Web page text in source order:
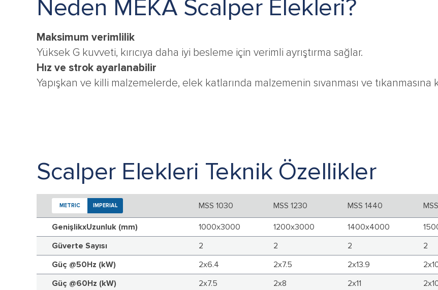
Neden MEKA Scalper Elekleri?
Maksimum verimlilik
Yüksek G kuvveti, kırıcıya daha iyi besleme için verimli ayrıştırma sağlar.
Hız ve strok ayarlanabilir
Yapışkan ve killi malzemelerde, elek katlarında malzemenin sıvanması ve tıkanmasına
Scalper Elekleri Teknik Özellikler
METRIC IMPERIAL MSS 1030 MSS 1230 MSS 1440
GenişlikxUzunluk (mm) 1000x3000 1200x3000 1400x4000
Güverte Sayısı
2 2 2 2
Güç @50Hz (kW)
2x6.4 2x7.5 2x13.9
Güç @60Hz (kW)
2x7.5 2x8 2x11